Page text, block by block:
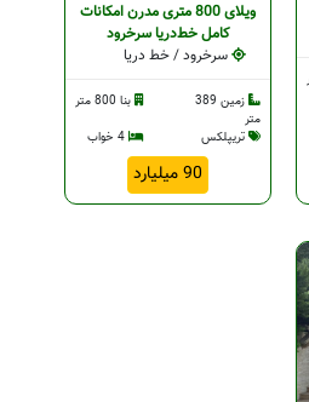
ویلای 800 متری مدرن امکانات
کامل خط‌دریا سرخرود
سرخرود / خط دریا
زمین 389
متر
بنا 800 متر
تریپلکس
4 خواب
90 میلیارد